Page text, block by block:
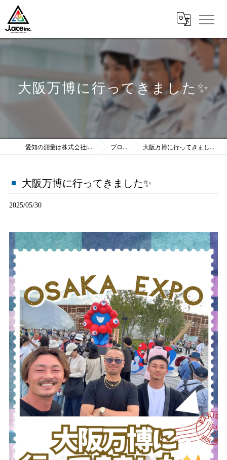
大阪万博に行ってきました✨
愛知の測量は株式会社J.ace ブログ 大阪万博に行ってきました✨
大阪万博に行ってきました✨
2025/05/30